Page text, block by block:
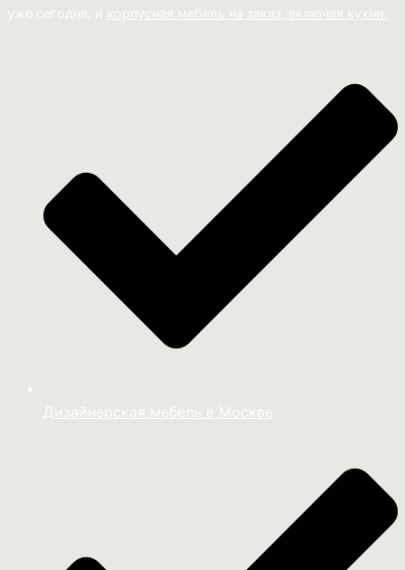
уже сегодня, и корпусная мебель на заказ, включая кухни.
Дизайнерская мебель в Москве